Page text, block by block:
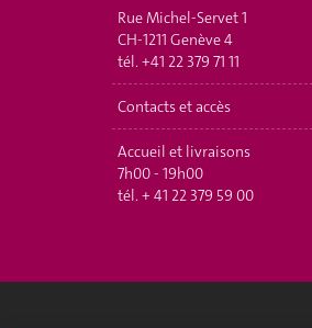
Rue Michel-Servet 1
CH-1211 Genève 4
tél. +41 22 379 71 11
Contacts et accès
Accueil et livraisons
7h00 - 19h00
tél. + 41 22 379 59 00